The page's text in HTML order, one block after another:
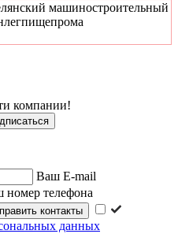
машиностроительный
компании!
Ваш E-mail
номер телефона
данных